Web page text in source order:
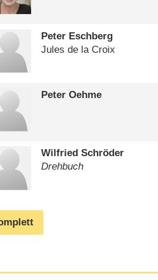
Peter Eschberg
Jules de la Croix
Peter Oehme
Wilfried Schröder
Drehbuch